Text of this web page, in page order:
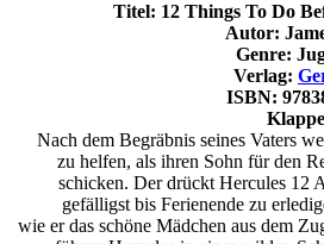
Titel: 12 Things To Do
Autor:
Genre:
Verlag:
ISBN:
Nach dem Begräbnis seines Vaters
zu helfen, als ihren Sohn für den
schicken. Der drückt Hercules 12
gefälligst bis Ferienende zu
wie er das schöne Mädchen aus dem